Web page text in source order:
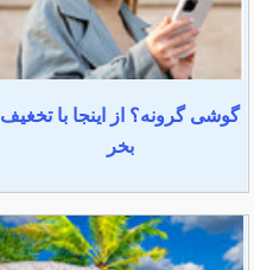
گوشی گرونه؟ از اینجا با تخغیف
بخر